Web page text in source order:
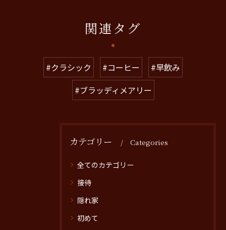
関連タグ
#クラシック #コーヒー
#早飲み
#ブラッディメアリー
カテゴリー Categories
全てのカテゴリー
接待
隠れ家
初めて